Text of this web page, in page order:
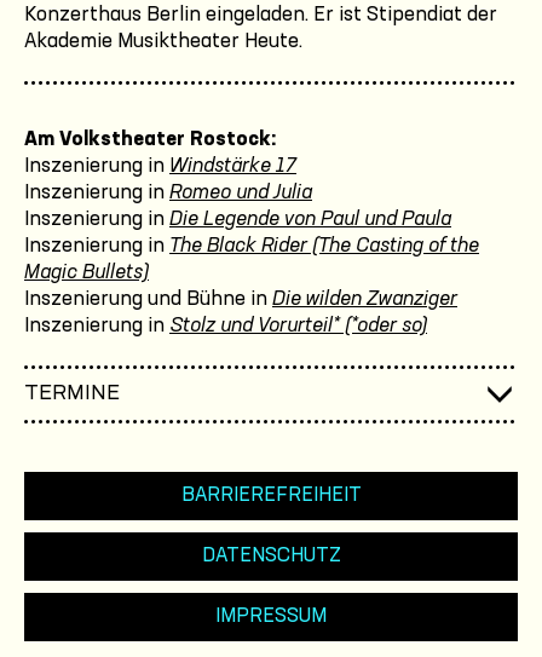
Konzerthaus Berlin eingeladen. Er ist Stipendiat der
Akademie Musiktheater Heute.
Am Volkstheater Rostock:
Inszenierung in Windstärke 17
Inszenierung in Romeo und Julia
Inszenierung in Die Legende von Paul und Paula
Inszenierung in The Black Rider (The Casting of the
Magic Bullets)
Inszenierung und Bühne in Die wilden Zwanziger
Inszenierung in Stolz und Vorurteil* (*oder so)
TERMINE
BARRIEREFREIHEIT
DATENSCHUTZ
IMPRESSUM